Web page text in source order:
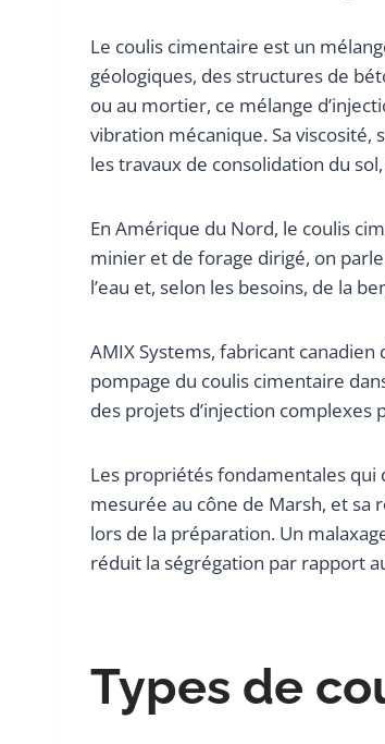
Le coulis cimentaire est un
géologiques, des structures de
ou au mortier, ce mélange
vibration mécanique. Sa
les travaux de consolidation du
En Amérique du Nord, le coulis
minier et de forage dirigé, on
l’eau et, selon les besoins, de la
AMIX Systems, fabricant
pompage du coulis cimentaire
des projets d’injection complexes
Les propriétés fondamentales qui
mesurée au cône de Marsh, et sa
lors de la préparation. Un
réduit la ségrégation par rapport
Types de